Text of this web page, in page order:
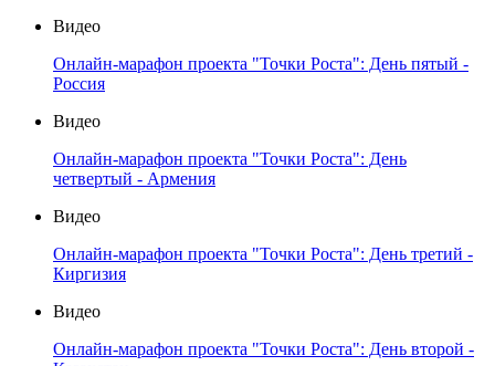
Видео
Онлайн-марафон проекта "Точки Роста": День пятый -
Россия
Видео
Онлайн-марафон проекта "Точки Роста": День
четвертый - Армения
Видео
Онлайн-марафон проекта "Точки Роста": День третий -
Киргизия
Видео
Онлайн-марафон проекта "Точки Роста": День второй -